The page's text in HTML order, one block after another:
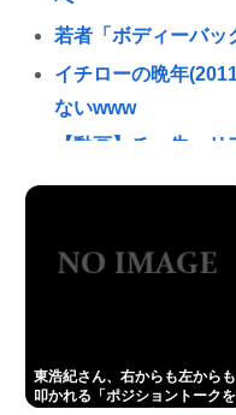
若者「ボディーバッ
イチローの晩年
ないwww
【動画】チー牛、リ
【スクリプト負けて
て、もっと具体的に
ターが絶賛 過激描
避難所地獄と化す
流せず悪臭&床に直
東浩紀さん、右からも左からも
叩かれる「ポジショントークを